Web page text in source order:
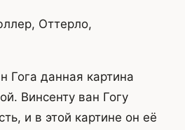
Оттерло,
Гога данная картина
Винсенту ван Гогу
и в этой картине он её